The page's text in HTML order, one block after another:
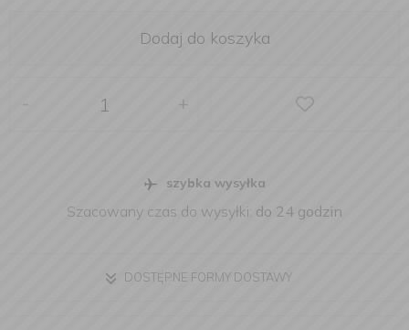
Dodaj do koszyka
+
szybka wysyłka
Szacowany czas do wysyłki: do 24 godzin
DOSTĘPNE FORMY DOSTAWY